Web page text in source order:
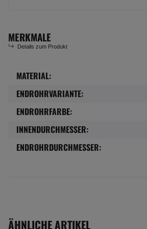
MERKMALE
Details zum Produkt
Produkteigenschaft
Wert
MATERIAL:
ENDROHRVARIANTE:
ENDROHRFARBE:
INNENDURCHMESSER:
ENDROHRDURCHMESSER:
ÄHNLICHE ARTIKEL